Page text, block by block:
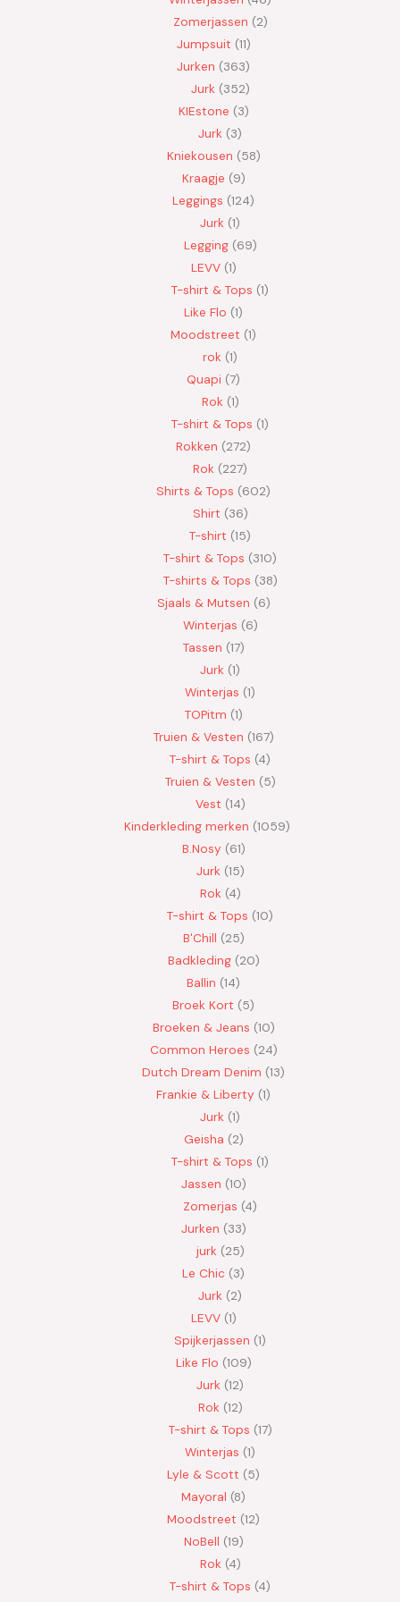
Zomerjassen 2
Jumpsuit 11
Jurken 363
Jurk 352
KIEstone 3
Jurk 3
Kniekousen 58
Kraagje 9
Leggings 124
Jurk 1
Legging 69
LEVV 1
T-shirt & Tops 1
Like Flo 1
Moodstreet 1
rok 1
Quapi 7
Rok 1
T-shirt & Tops 1
Rokken 272
Rok 227
Shirts & Tops 602
Shirt 36
T-shirt 15
T-shirt & Tops 310
T-shirts & Tops 38
Sjaals & Mutsen 6
Winterjas 6
Tassen 17
Jurk 1
Winterjas 1
TOPitm 1
Truien & Vesten 167
T-shirt & Tops 4
Truien & Vesten 5
Vest 14
Kinderkleding merken 1059
B.Nosy 61
Jurk 15
Rok 4
T-shirt & Tops 10
B'Chill 25
Badkleding 20
Ballin 14
Broek Kort 5
Broeken & Jeans 10
Common Heroes 24
Dutch Dream Denim 13
Frankie & Liberty 1
Jurk 1
Geisha 2
T-shirt & Tops 1
Jassen 10
Zomerjas 4
Jurken 33
jurk 25
Le Chic 3
Jurk 2
LEVV 1
Spijkerjassen 1
Like Flo 109
Jurk 12
Rok 12
T-shirt & Tops 17
Winterjas 1
Lyle & Scott 5
Mayoral 8
Moodstreet 12
NoBell 19
Rok 4
T-shirt & Tops 4